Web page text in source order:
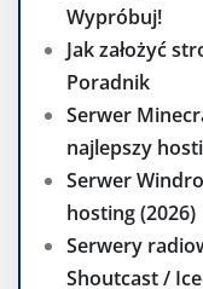
Wypróbuj!
Jak założyć
Poradnik
Serwer
najlepszy
Serwer
hosting (2026)
Serwery
Shoutcast /